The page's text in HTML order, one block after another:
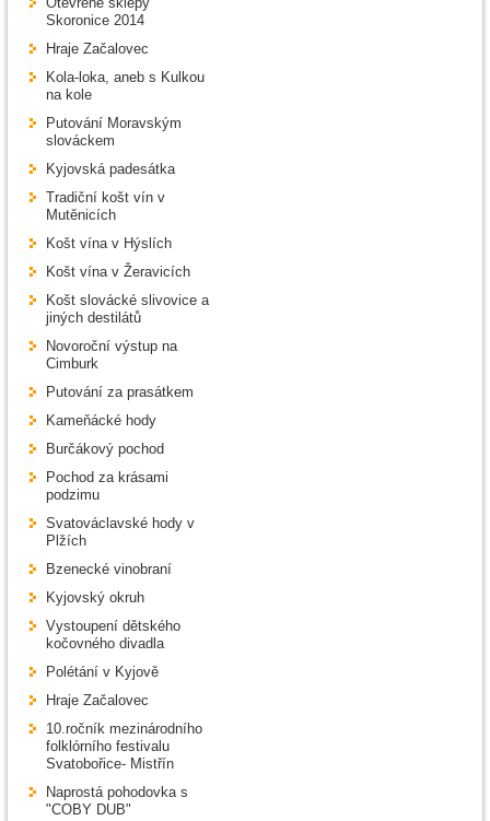
Skoronice 2014
Hraje Začalovec
Kola-loka, aneb s Kulkou
na kole
Putování Moravským
slováckem
Kyjovská padesátka
Tradiční košt vín v
Mutěnicích
Košt vína v Hýslích
Košt vína v Žeravicích
Košt slovácké slivovice a
jiných destilátů
Novoroční výstup na
Cimburk
Putování za prasátkem
Kameňácké hody
Burčákový pochod
Pochod za krásami
podzimu
Svatováclavské hody v
Plžích
Bzenecké vinobraní
Kyjovský okruh
Vystoupení dětského
kočovného divadla
Polétání v Kyjově
Hraje Začalovec
10.ročník mezinárodního
folklórního festivalu
Svatobořice- Mistřín
Naprostá pohodovka s
"COBY DUB"